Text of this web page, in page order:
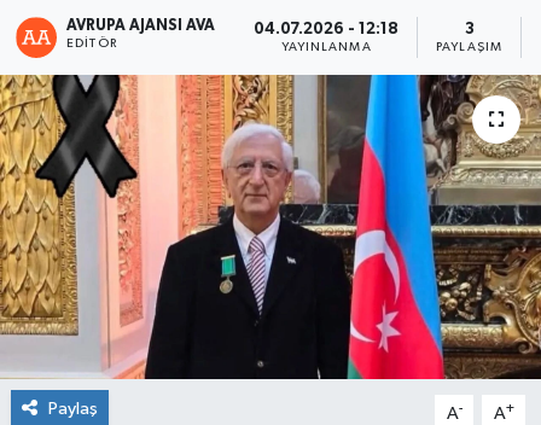
AVRUPA AJANSI AVA
EDITÖR
04.07.2026 - 12:18
YAYINLANMA
3
PAYLAŞIM
Paylaş A- A+